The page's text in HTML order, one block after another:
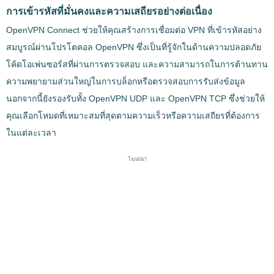
การเข้ารหัสที่มั่นคงและความเสถียรอย่างต่อเนื่อง
OpenVPN Connect ช่วยให้คุณสร้างการเชื่อมต่อ VPN ที่เข้ารหัสอย่าง
สมบูรณ์ผ่านโปรโตคอล OpenVPN ซึ่งเป็นที่รู้จักในด้านความปลอดภัย
โค้ดโอเพ่นซอร์สที่ผ่านการตรวจสอบ และความสามารถในการต้านทาน
ความพยายามส่วนใหญ่ในการบล็อกหรือตรวจสอบการรับส่งข้อมูล
นอกจากนี้ยังรองรับทั้ง OpenVPN UDP และ OpenVPN TCP ซึ่งช่วยให้
คุณเลือกโหมดที่เหมาะสมที่สุดตามความเร็วหรือความเสถียรที่ต้องการ
ในแต่ละเวลา
โฆษณา